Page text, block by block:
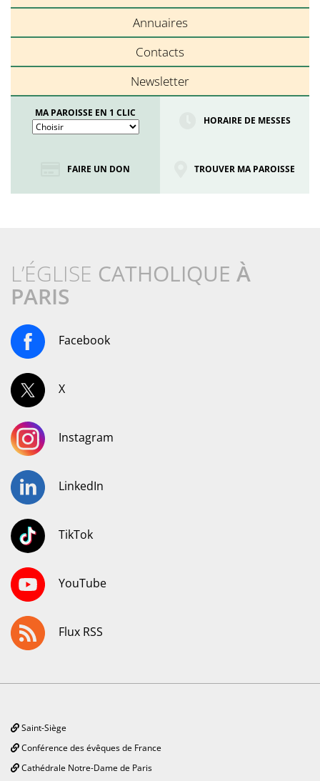
Annuaires
Contacts
Newsletter
MA PAROISSE EN 1 CLIC
HORAIRE DE MESSES
FAIRE UN DON TROUVER MA PAROISSE
L’ÉGLISE CATHOLIQUE À
PARIS
Facebook
X
Instagram
LinkedIn
TikTok
YouTube
Flux RSS
Saint-Siège
Conférence des évêques de France
Cathédrale Notre-Dame de Paris